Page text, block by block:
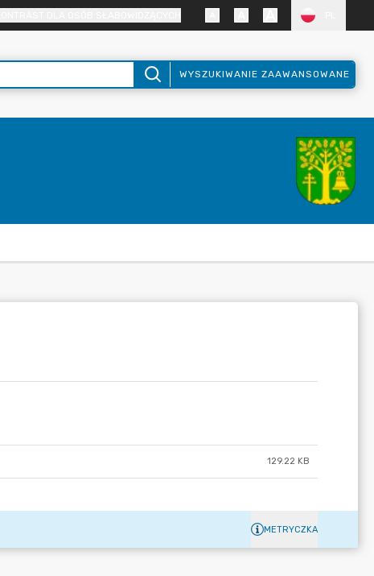
WYSZUKIWANIE ZAAWANSOWANE
129.22 KB
METRYCZKA